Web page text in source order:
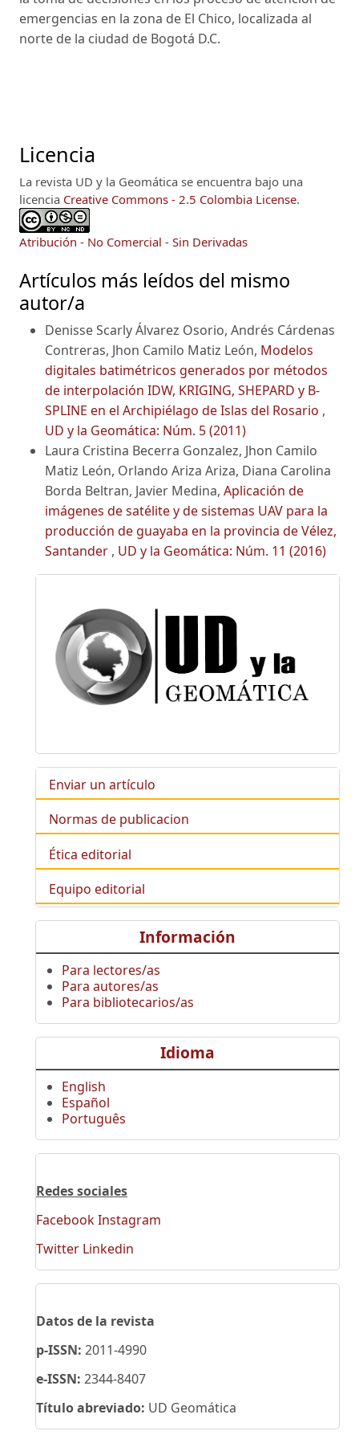
emergencias en la zona de El Chico, localizada al
norte de la ciudad de Bogotá D.C.
Licencia
La revista UD y la Geomática se encuentra bajo una
licencia Creative Commons - 2.5 Colombia License.
Atribución - No Comercial - Sin Derivadas
Artículos más leídos del mismo
autor/a
Denisse Scarly Álvarez Osorio, Andrés Cárdenas
Contreras, Jhon Camilo Matiz León, Modelos
digitales batimétricos generados por métodos
de interpolación IDW, KRIGING, SHEPARD y B-
SPLINE en el Archipiélago de Islas del Rosario ,
UD y la Geomática: Núm. 5 (2011)
Laura Cristina Becerra Gonzalez, Jhon Camilo
Matiz León, Orlando Ariza Ariza, Diana Carolina
Borda Beltran, Javier Medina, Aplicación de
imágenes de satélite y de sistemas UAV para la
producción de guayaba en la provincia de Vélez,
Santander , UD y la Geomática: Núm. 11 (2016)
Enviar un artículo
Normas de publicacion
Ética editorial
Equipo editorial
Información
Para lectores/as
Para autores/as
Para bibliotecarios/as
Idioma
English
Español
Português
Redes sociales
FacebookInstagram
Twitter Linkedin
Datos de la revista
p-ISSN: 2011-4990
e-ISSN: 2344-8407
Título abreviado: UD Geomática